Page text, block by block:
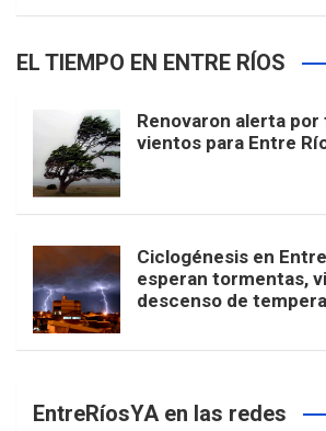
EL TIEMPO EN ENTRE RÍOS
Renovaron alerta
vientos para Entre
Ciclogénesis en
esperan tormentas,
descenso de
EntreRíosYA en las redes